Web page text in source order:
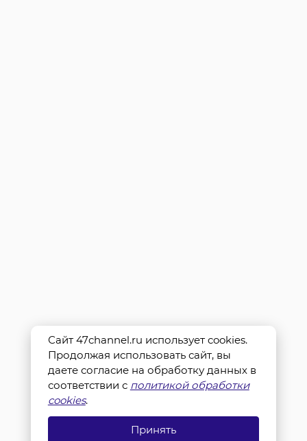
Сайт 47channel.ru использует cookies.
Продолжая использовать сайт, вы
даете согласие на обработку данных в
соответствии с политикой обработки
cookies.
Принять